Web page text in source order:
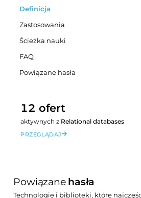
Definicja
Zastosowania
Ścieżka nauki
FAQ
Powiązane hasła
12 ofert
aktywnych z Relational databases
PRZEGLĄDAJ
Powiązane hasła
Technologie i biblioteki, które